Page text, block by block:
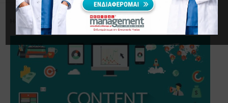
Home Μάρκετινγκ Content Marketing